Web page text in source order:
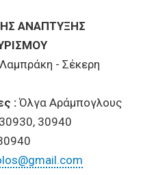
ΑΝΑΠΤΥΞΗΣ
Λαμπράκη - Σέκερη
:Όλγα Αράμπογλους
30940